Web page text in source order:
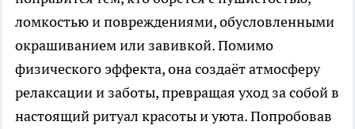
ломкостью и повреждениями, обусловленными
окрашиванием или завивкой. Помимо
физического эффекта, она создаёт атмосферу
релаксации и заботы, превращая уход за собой в
настоящий ритуал красоты и уюта. Попробовав